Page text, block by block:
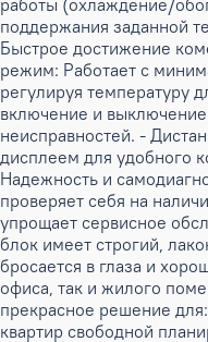
работы (охлаждение/
поддержания заданной
Быстрое достижение
режим: Работает с
регулируя температуру
включение и
неисправностей. -
дисплеем для удобного
Надежность и
проверяет себя на
упрощает сервисное
блок имеет строгий,
бросается в глаза и
офиса, так и жилого
прекрасное решение
квартир свободной